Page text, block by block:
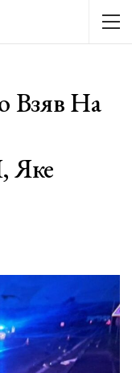
Взяв На
Яке